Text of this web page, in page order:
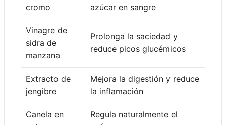
cromo azúcar en sangre
Vinagre de
sidra de
manzana
Prolonga la saciedad y
reduce picos glucémicos
Extracto de
jengibre
Mejora la digestión y reduce
la inflamación
Canela en
Regula naturalmente el